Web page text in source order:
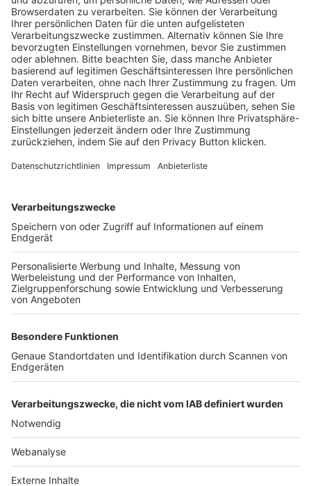
Trainerausbildung
Schulungsangebot Vereinsmitarbeiter
BFV-Geschäftsstellen
Trainerbörse
Login SpielPlus
FOLGE DEM BFV
TOP-VEREINE
TOP-PARTNER
Nutzungsbedingungen Datenschutz Impressum